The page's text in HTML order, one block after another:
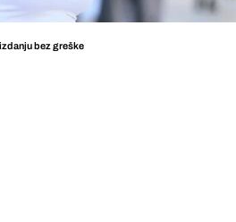
bez greške